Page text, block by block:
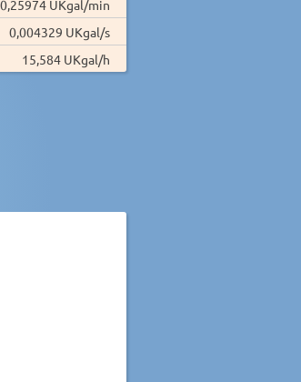
0,25974 UKgal/min
0,004329 UKgal/s
15,584 UKgal/h